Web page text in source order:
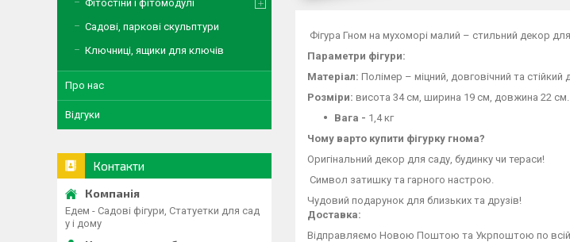
Фігура Гном на мухоморі малий – стильний декор
Параметри фігури:
Матеріал: Полімер – міцний, довговічний та стійкий
Розміри: висота 34 см, ширина 19 см, довжина 22 см.
Вага - 1,4 кг
Чому варто купити фігурку гнома?
Оригінальний декор для саду, будинку чи тераси!
‍ Символ затишку та гарного настрою.
Чудовий подарунок для близьких та друзів!
Доставка:
Відправляємо Новою Поштою та Укрпоштою по всій
Фітостіни і фітомодулі
Садові, паркові скульптури
Ключниці, ящики для ключів
Про нас
Відгуки
Контакти
Едем - Садові фігури, Статуетки для сад
у і дому